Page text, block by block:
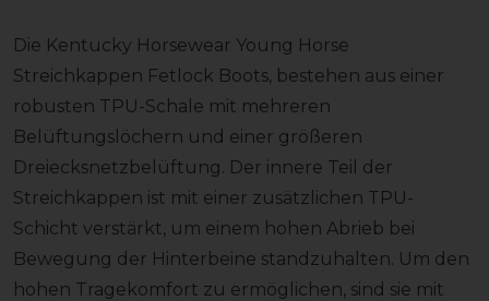
Die Kentucky Horsewear Young Horse
Streichkappen Fetlock Boots, bestehen aus einer
robusten TPU-Schale mit mehreren
Belüftungslöchern und einer größeren
Dreiecksnetzbelüftung. Der innere Teil der
Streichkappen ist mit einer zusätzlichen TPU-
Schicht verstärkt, um einem hohen Abrieb bei
Bewegung der Hinterbeine standzuhalten. Um den
hohen Tragekomfort zu ermöglichen, sind sie mit